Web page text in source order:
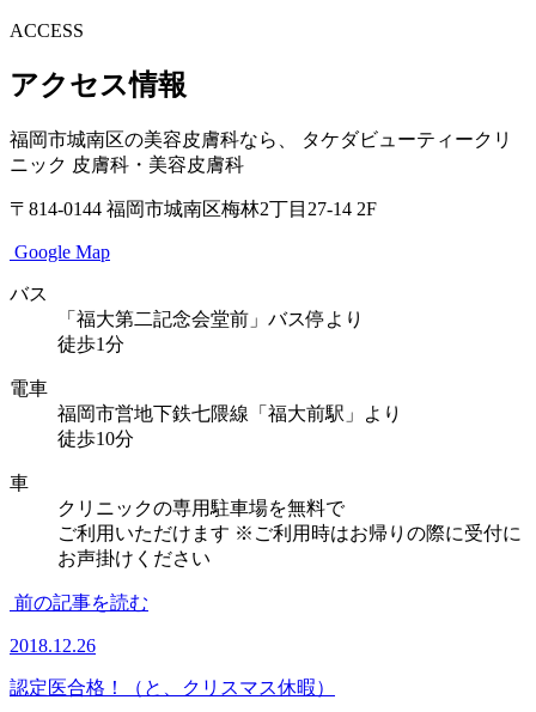
ACCESS
アクセス情報
福岡市城南区の美容皮膚科なら、
タケダビューティークリ
ニック 皮膚科・美容皮膚科
〒814-0144 福岡市城南区梅林2丁目27-14 2F
Google Map
バス
「福大第二記念会堂前」バス停より
徒歩1分
電車
福岡市営地下鉄七隈線「福大前駅」より
徒歩10分
車
クリニックの専用駐車場を無料で
ご利用いただけます ※ご利用時はお帰りの際に受付に
お声掛けください
前の記事を読む
2018.12.26
認定医合格！（と、クリスマス休暇）